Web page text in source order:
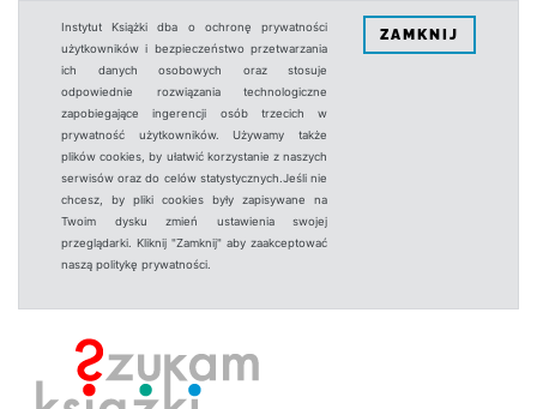
Instytut Książki dba o ochronę prywatności
użytkowników i bezpieczeństwo przetwarzania
ich danych osobowych oraz stosuje
odpowiednie rozwiązania technologiczne
zapobiegające ingerencji osób trzecich w
prywatność użytkowników. Używamy także
plików cookies, by ułatwić korzystanie z naszych
serwisów oraz do celów statystycznych.Jeśli nie
chcesz, by pliki cookies były zapisywane na
Twoim dysku zmień ustawienia swojej
przeglądarki. Kliknij "Zamknij" aby zaakceptować
naszą politykę prywatności.
ZAMKNIJ